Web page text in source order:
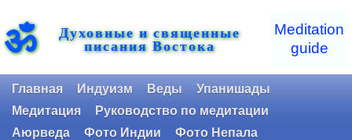
ॐ Духовные и священные
писания Востока
Meditation
guide
Главная Индуизм Веды
Упанишады
Медитация
Руководство по медитации
Аюрведа
Фото Индии Фото Непала